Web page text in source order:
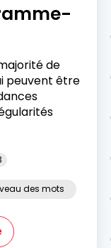
de
peuvent être
des mots